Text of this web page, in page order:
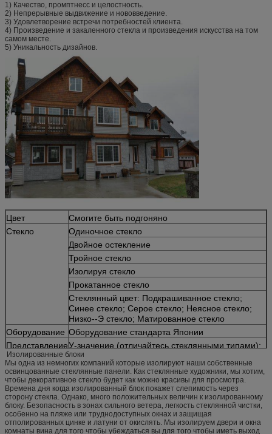
1) Качество, промптнесс и целостность.
2) Непрерывные выдвижение и нововведение.
3) Удовлетворение встречи потребностей клиента.
4) Произведение и закаленного стекла и произведения искусства на том
самом месте.
5) Уникальность дизайнов.
Цвет
Смогите быть подгоняно
Стекло
Одиночное стекло
Двойное остекление
Тройное стекло
Изолируя стекло
Прокатанное стекло
Стеклянный цвет: Подкрашиванное стекло;
Синее стекло; Серое стекло; Неясное стекло;
Низко--Э стекло; Матированное стекло
Оборудование Оборудование стандарта Японии
Представление
двери
У-значение (отличайтесь стеклянными типами):
2.6-6.2 м2·К/В
Закрепленность воды: ПА 350
Емкость нагрузки от давления ветра: ПА 4500
Дб ≤ 39 уменьшения шума
Изолированные блоки
Мы одна из немногих компаний которые изолируют наши собственные
освинцованные стеклянные панели. Как стеклянные художники, мы хотим,
чтобы декоративное стекло будет как можно красивы для просмотра.
Времена дня когда изолированный блок покажет слепимость через
сторону стекла. Однако, много положительных величин к изолированному
блоку. Безопасность в зонах сильного ветера, легкость стеклянной чистки,
особенно на пляже или труднодоступных окнах и защищая
отполированных цинке и латуни от окислять. Мы изолируем двери и окна
комнаты вина для того чтобы убеждаться вы для того чтобы иметь выход